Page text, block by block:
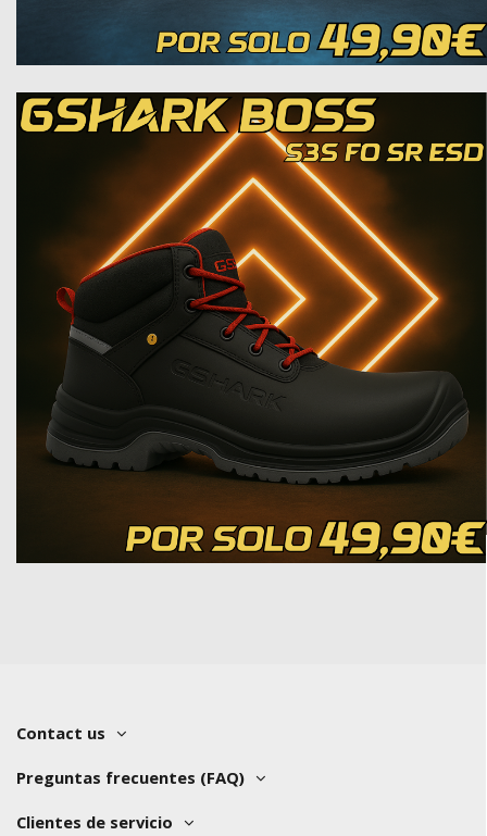
Contact us
Preguntas frecuentes (FAQ)
Clientes de servicio